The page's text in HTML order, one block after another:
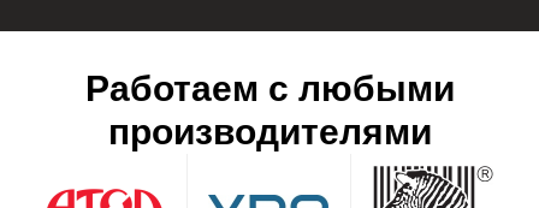
Работаем с любыми
производителями